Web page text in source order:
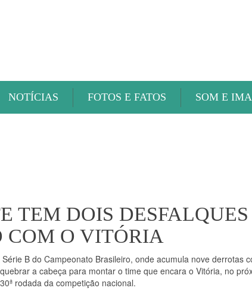
NOTÍCIAS FOTOS E FATOS SOM E
TEM DOIS
COM O VITÓRIA
B do Campeonato Brasileiro, onde acumula nove derrotas
a cabeça para montar o time que encara o Vitória, no
rodada da competição nacional.